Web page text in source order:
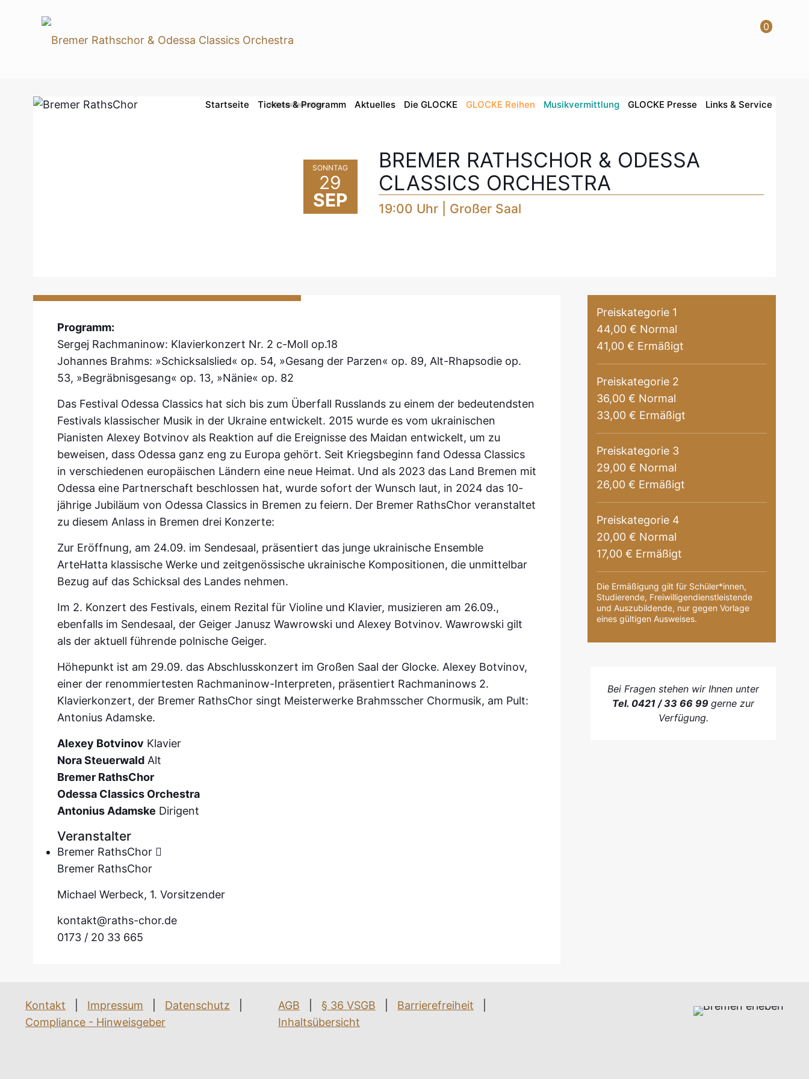
0
Startseite Tickets & Programm Aktuelles Die GLOCKE GLOCKE Reihen Musikvermittlung GLOCKE Presse Links & Service
SONNTAG
29
SEP
© Bremer RathsChor
BREMER RATHSCHOR & ODESSA
CLASSICS ORCHESTRA
19:00 Uhr | Großer Saal
Programm:
Sergej Rachmaninow: Klavierkonzert Nr. 2 c-Moll op.18
Johannes Brahms: »Schicksalslied« op. 54, »Gesang der Parzen« op. 89, Alt-Rhapsodie op.
53, »Begräbnisgesang« op. 13, »Nänie« op. 82
Das Festival Odessa Classics hat sich bis zum Überfall Russlands zu einem der bedeutendsten
Festivals klassischer Musik in der Ukraine entwickelt. 2015 wurde es vom ukrainischen
Pianisten Alexey Botvinov als Reaktion auf die Ereignisse des Maidan entwickelt, um zu
beweisen, dass Odessa ganz eng zu Europa gehört. Seit Kriegsbeginn fand Odessa Classics
in verschiedenen europäischen Ländern eine neue Heimat. Und als 2023 das Land Bremen mit
Odessa eine Partnerschaft beschlossen hat, wurde sofort der Wunsch laut, in 2024 das 10-
jährige Jubiläum von Odessa Classics in Bremen zu feiern. Der Bremer RathsChor veranstaltet
zu diesem Anlass in Bremen drei Konzerte:
Zur Eröffnung, am 24.09. im Sendesaal, präsentiert das junge ukrainische Ensemble
ArteHatta klassische Werke und zeitgenössische ukrainische Kompositionen, die unmittelbar
Bezug auf das Schicksal des Landes nehmen.
Im 2. Konzert des Festivals, einem Rezital für Violine und Klavier, musizieren am 26.09.,
ebenfalls im Sendesaal, der Geiger Janusz Wawrowski und Alexey Botvinov. Wawrowski gilt
als der aktuell führende polnische Geiger.
Höhepunkt ist am 29.09. das Abschlusskonzert im Großen Saal der Glocke. Alexey Botvinov,
einer der renommiertesten Rachmaninow-Interpreten, präsentiert Rachmaninows 2.
Klavierkonzert, der Bremer RathsChor singt Meisterwerke Brahmsscher Chormusik, am Pult:
Antonius Adamske.
Alexey Botvinov Klavier
Nora SteuerwaldAlt
Bremer RathsChor
Odessa Classics Orchestra
Antonius Adamske Dirigent
Veranstalter
Bremer RathsChor
Bremer RathsChor
Michael Werbeck, 1. Vorsitzender
kontakt@raths-chor.de
0173 / 20 33 665
Preiskategorie 1
44,00 € Normal
41,00 € Ermäßigt
Preiskategorie 2
36,00 € Normal
33,00 € Ermäßigt
Preiskategorie 3
29,00 € Normal
26,00 € Ermäßigt
Preiskategorie 4
20,00 € Normal
17,00 € Ermäßigt
Die Ermäßigung gilt für Schüler*innen,
Studierende, Freiwilligendienstleistende
und Auszubildende, nur gegen Vorlage
eines gültigen Ausweises.
Bei Fragen stehen wir Ihnen unter
Tel. 0421 / 33 66 99gerne zur
Verfügung.
Kontakt Impressum Datenschutz
Compliance - Hinweisgeber
AGB § 36 VSGB Barrierefreiheit
Inhaltsübersicht